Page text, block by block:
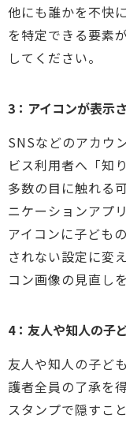
他にも誰かを不快
を特定できる要素
してください。
3：アイコンが表示
SNSなどのアカウ
ビス利用者へ「知
多数の目に触れる
ニケーションアプ
アイコンに子ども
されない設定に変
コン画像の見直し
4：友人や知人の子
友人や知人の子ど
護者全員の了承を
スタンプで隠すこ